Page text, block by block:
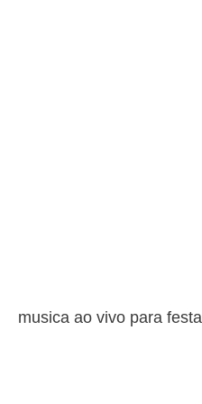
musica ao vivo para